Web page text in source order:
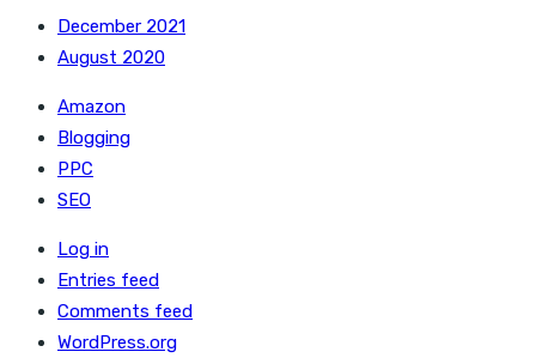
December 2021
August 2020
Amazon
Blogging
PPC
SEO
Log in
Entries feed
Comments feed
WordPress.org